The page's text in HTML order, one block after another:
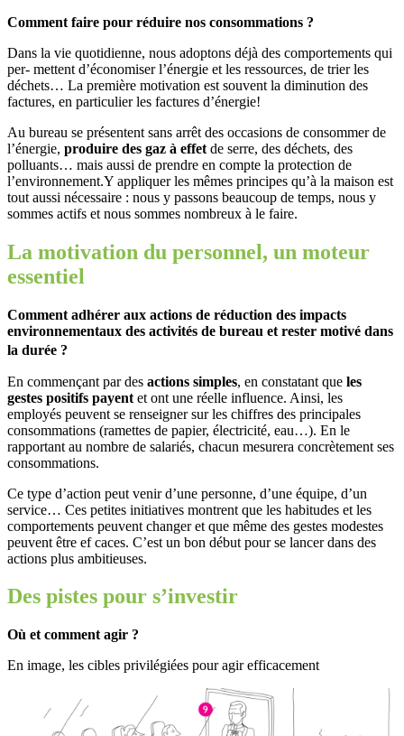
Comment faire pour réduire nos consommations ?
Dans la vie quotidienne, nous adoptons déjà des comportements qui
per- mettent d’économiser l’énergie et les ressources, de trier les
déchets… La première motivation est souvent la diminution des
factures, en particulier les factures d’énergie!
Au bureau se présentent sans arrêt des occasions de consommer de
l’énergie, produire des gaz à effet de serre, des déchets, des
polluants… mais aussi de prendre en compte la protection de
l’environnement.Y appliquer les mêmes principes qu’à la maison est
tout aussi nécessaire : nous y passons beaucoup de temps, nous y
sommes actifs et nous sommes nombreux à le faire.
La motivation du personnel, un moteur
essentiel
Comment adhérer aux actions de réduction des impacts
environnementaux des activités de bureau et rester motivé dans
la durée ?
En commençant par des actions simples, en constatant que les
gestes positifs payent et ont une réelle influence. Ainsi, les
employés peuvent se renseigner sur les chiffres des principales
consommations (ramettes de papier, électricité, eau…). En le
rapportant au nombre de salariés, chacun mesurera concrètement ses
consommations.
Ce type d’action peut venir d’une personne, d’une équipe, d’un
service… Ces petites initiatives montrent que les habitudes et les
comportements peuvent changer et que même des gestes modestes
peuvent être ef caces. C’est un bon début pour se lancer dans des
actions plus ambitieuses.
Des pistes pour s’investir
Où et comment agir ?
En image, les cibles privilégiées pour agir efficacement